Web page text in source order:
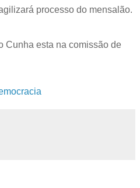
processo do mensalão.
Cunha esta na comissão de